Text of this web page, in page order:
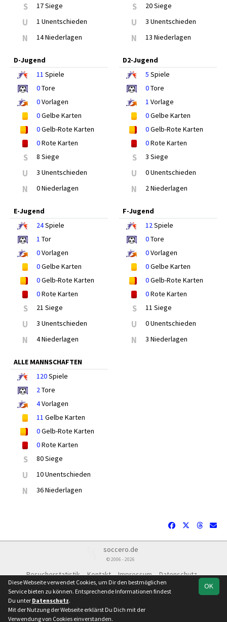
Team Kreisliga
S 17 Siege
U 1 Unentschieden
N 14 Niederlagen
S 20 Siege
U 3 Unentschieden
N 13 Niederlagen
D-Jugend
11 Spiele
0Tore
0Vorlagen
0Gelbe Karten
0Gelb-Rote Karten
0Rote Karten
S 8 Siege
U 3 Unentschieden
N 0 Niederlagen
D2-Jugend
5 Spiele
0Tore
1 Vorlage
0Gelbe Karten
0Gelb-Rote Karten
0Rote Karten
S 3 Siege
U 0 Unentschieden
N 2 Niederlagen
E-Jugend
24Spiele
1 Tor
0Vorlagen
0Gelbe Karten
0Gelb-Rote Karten
0Rote Karten
S 21 Siege
U 3 Unentschieden
N 4 Niederlagen
F-Jugend
12 Spiele
0Tore
0Vorlagen
0Gelbe Karten
0Gelb-Rote Karten
0Rote Karten
S 11 Siege
U 0 Unentschieden
N 3 Niederlagen
ALLE MANNSCHAFTEN
120Spiele
2 Tore
4Vorlagen
11 Gelbe Karten
0Gelb-Rote Karten
0Rote Karten
S 80 Siege
U 10 Unentschieden
N 36 Niederlagen
soccero.de
© 2006 - 2026
Besucherstatistik Kontakt Impressum
Datenschutz
OK
Diese Webseite verwendet Cookies, um Dir den bestmöglichen
Service bieten zu können. Entsprechende Informationen findest
Du unter Datenschutz.
Mit der Nutzung der Webseite erklärst Du Dich mit der
Verwendung von Cookies einverstanden.